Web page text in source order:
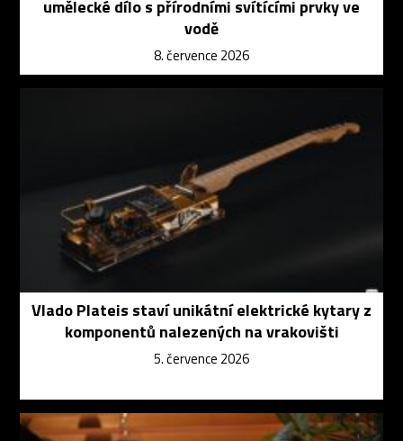
umělecké dílo s přírodními svítícími prvky ve
vodě
8. července 2026
Vlado Plateis staví unikátní elektrické kytary z
komponentů nalezených na vrakovišti
5. července 2026